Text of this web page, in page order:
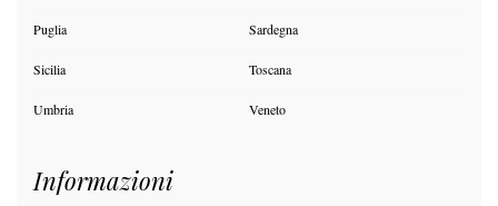
Puglia Sardegna
Sicilia Toscana
Umbria Veneto
Informazioni